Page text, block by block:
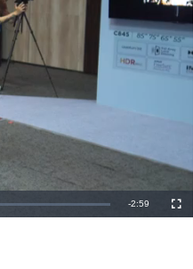
剩
-2:59
全
螢